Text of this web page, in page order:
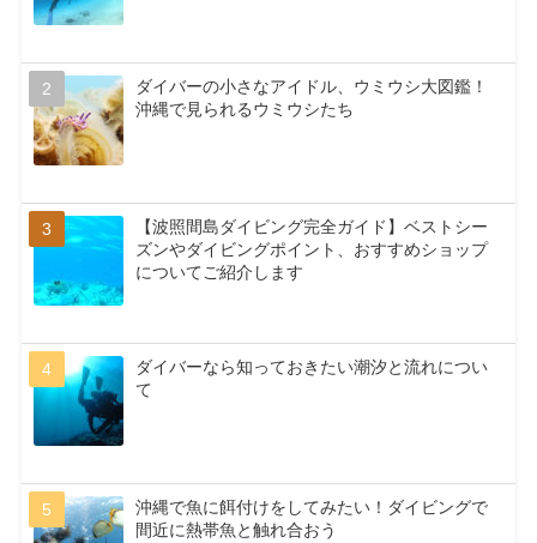
ダイバーの小さなアイドル、ウミウシ大図鑑！
沖縄で見られるウミウシたち
【波照間島ダイビング完全ガイド】ベストシー
ズンやダイビングポイント、おすすめショップ
についてご紹介します
ダイバーなら知っておきたい潮汐と流れについ
て
沖縄で魚に餌付けをしてみたい！ダイビングで
間近に熱帯魚と触れ合おう